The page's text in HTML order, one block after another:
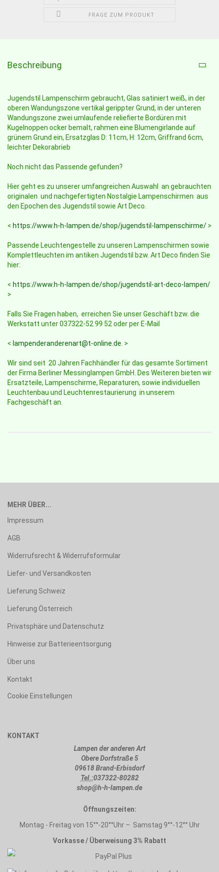
FRAGE ZUM PRODUKT
Beschreibung
Jugendstil Lampenschirm gebraucht, Glas satiniert weiß, in der
oberen Wandungszone vertikal gerippter Grund, in der unteren
Wandungszone zwei umlaufende reliefierte Bordüren mit
Kugelnoppen ocker bemalt, rahmen eine Blumengirlande auf
grünem Grund ein, Ersatzglas D: 11cm, H: 12cm, Griffrand 6cm,
leichter Dekorabrieb
Noch nicht das Passende gefunden?
Hier geht es zu unserer umfangreichen Auswahl an gebrauchten
originalen und nachgefertigten Nostalgie Lampenschirmen aus
den Epochen des Jugendstil sowie Art Deco.
< https://www.h-h-lampen.de/shop/jugendstil-lampenschirme/ >
Passende Leuchtengestelle zu unseren Lampenschirmen sowie
Komplettleuchten im antiken Jugendstil bzw. Art Deco finden Sie
hier:
< https://www.h-h-lampen.de/shop/jugendstil-art-deco-lampen/
>
Falls Sie Fragen haben, erreichen Sie unser Geschäft bzw. die
Werkstatt unter 037322-52 99 52 oder per E-Mail
< lampenderanderenart@t-online.de. >
Wir sind seit 20 Jahren Fachhändler für das gesamte Sortiment
der Firma Berliner Messinglampen GmbH. Des Weiteren bieten wir
Ersatzteile, Lampenschirme, Reparaturen, sowie individuellen
Leuchtenbau und Leuchtenrestaurierung in unserem
Fachgeschäft an.
MEHR ÜBER...
Impressum
AGB
Widerrufsrecht & Widerrufsformular
Liefer- und Versandkosten
Lieferung Schweiz
Lieferung Österreich
Privatsphäre und Datenschutz
Hinweise zur Batterieentsorgung
Über uns
Kontakt
Cookie Einstellungen
KONTAKT
Lampen der anderen Art
Obere Dorfstraße 5
09618 Brand-Erbisdorf
Tel.:037322-80282
shop@h-h-lampen.de
Öffnungszeiten:
Montag - Freitag von 15°°-20°°Uhr – Samstag 9°°-12°° Uhr
Vorkasse / Überweisung 3% Rabatt